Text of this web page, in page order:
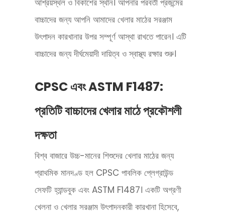
বাচ্চাদের জন্য আপনি আমাদের খেলার মাঠের সরঞ্জাম
উৎপাদন কারখানার উপর সম্পূর্ণ আস্থা রাখতে পারেন। এটি
বাচ্চাদের জন্য দীর্ঘমেয়াদী দায়িত্ব ও স্বাস্থ্য রক্ষার শুরু।
CPSC এবং ASTM F1487:
প্রতিটি বাচ্চাদের খেলার মাঠে প্রকৌশলী
দক্ষতা
বিশ্ব বাজারে উচ্চ-মানের শিশুদের খেলার মাঠের জন্য
প্রাথমিক মানদণ্ড হল CPSC পাবলিক প্লেগ্রাউন্ড
সেফটি হ্যান্ডবুক এবং ASTM F1487। একটি অগ্রণী
খেলনা ও খেলার সরঞ্জাম উৎপাদনকারী কারখানা হিসেবে,